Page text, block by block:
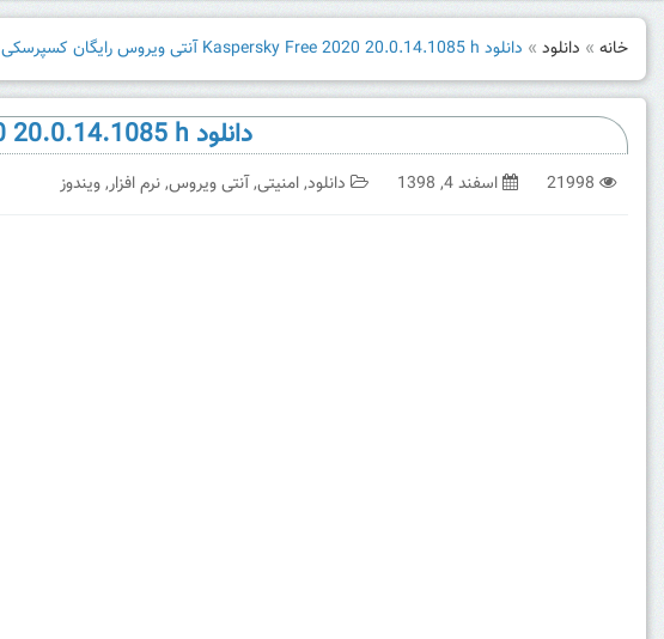
خانه » دانلود » دانلود Kaspersky Free 2020 20.0.14.1085 h آنتی ویروس رایگان کسپرسکی
دانلود Kaspersky Free 2020 20.0.14.1085 h آنتی ویروس رایگان کسپرسکی
21998 اسفند 4, 1398 دانلود,امنیتی,آنتی ویروس,نرم افزار,ویندوز